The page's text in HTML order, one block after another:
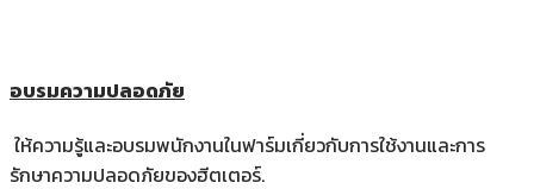
อบรมความปลอดภัย
ให้ความรู้และอบรมพนักงานในฟาร์มเกี่ยวกับการใช้งานและการ
รักษาความปลอดภัยของฮีตเตอร์.